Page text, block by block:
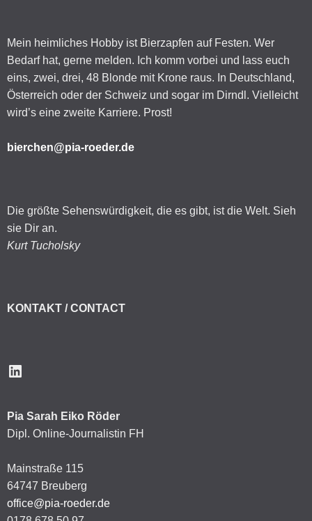
Mein heimliches Hobby ist Bierzapfen auf Festen. Wer
Bedarf hat, gerne melden. Ich komm vorbei und lass euch
eins, zwei, drei, 48 Blonde mit Krone raus. In Deutschland,
Österreich oder der Schweiz und sogar im Dirndl. Vielleicht
wird’s eine zweite Karriere. Prost!
bierchen@pia-roeder.de
Die größte Sehenswürdigkeit, die es gibt, ist die Welt. Sieh
sie Dir an.
Kurt Tucholsky
KONTAKT / CONTACT
LinkedIn
Pia Sarah Eiko Röder
Dipl. Online-Journalistin FH
Mainstraße 115
64747 Breuberg
office@pia-roeder.de